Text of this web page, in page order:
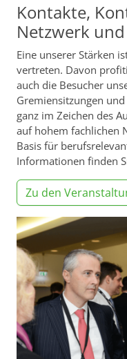
Kontakte,
Netzwerk
Eine unserer Stärken
vertreten. Davon
auch die Besucher
Gremiensitzungen
ganz im Zeichen des
auf hohem fachlichen
Basis für
Informationen finden
Zu den